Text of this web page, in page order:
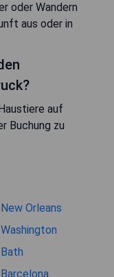
oder Wandern
aus oder in
auf
Buchung zu
New Orleans
Washington
Bath
Barcelona